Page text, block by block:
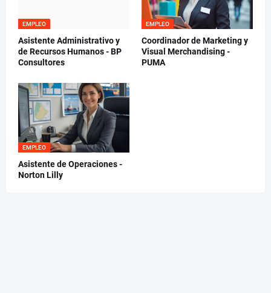
EMPLEO
Asistente Administrativo y
de Recursos Humanos - BP
Consultores
EMPLEO
Coordinador de Marketing y
Visual Merchandising -
PUMA
EMPLEO
Asistente de Operaciones -
Norton Lilly